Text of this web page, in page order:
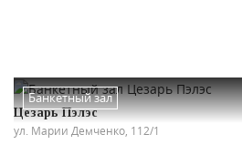
Банкетный зал
Цезарь Пэлэс
ул. Марии Демченко, 112/1